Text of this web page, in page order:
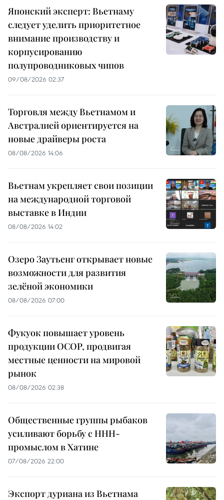
Японский эксперт: Вьетнаму
следует уделить приоритетное
внимание производству и
корпусированию
полупроводниковых чипов
09/08/2026 02:37
Торговля между Вьетнамом и
Австралией ориентируется на
новые драйверы роста
08/08/2026 14:06
Вьетнам укрепляет свои позиции
на международной торговой
выставке в Индии
08/08/2026 14:02
Озеро Заутьенг открывает новые
возможности для развития
зелёной экономики
08/08/2026 07:00
Фукуок повышает уровень
продукции OCOP, продвигая
местные ценности на мировой
рынок
08/08/2026 02:38
Общественные группы рыбаков
усиливают борьбу с ННН-
промыслом в Хатине
07/08/2026 22:00
Экспорт дуриана из Вьетнама